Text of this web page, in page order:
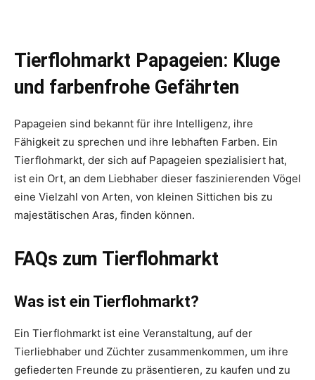
Tierflohmarkt Papageien: Kluge
und farbenfrohe Gefährten
Papageien sind bekannt für ihre Intelligenz, ihre
Fähigkeit zu sprechen und ihre lebhaften Farben. Ein
Tierflohmarkt, der sich auf Papageien spezialisiert hat,
ist ein Ort, an dem Liebhaber dieser faszinierenden Vögel
eine Vielzahl von Arten, von kleinen Sittichen bis zu
majestätischen Aras, finden können.
FAQs zum Tierflohmarkt
Was ist ein Tierflohmarkt?
Ein Tierflohmarkt ist eine Veranstaltung, auf der
Tierliebhaber und Züchter zusammenkommen, um ihre
gefiederten Freunde zu präsentieren, zu kaufen und zu